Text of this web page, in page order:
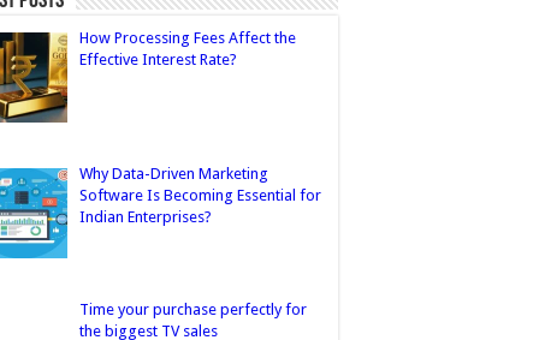
How Processing Fees Affect the
Effective Interest Rate?
Why Data-Driven Marketing
Software Is Becoming Essential for
Indian Enterprises?
Time your purchase perfectly for
the biggest TV sales